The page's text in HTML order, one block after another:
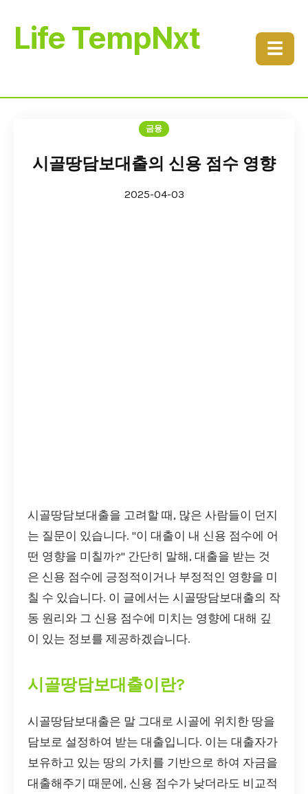
Life TempNxt ☰
금융
시골땅담보대출의 신용 점수 영향
2025-04-03
시골땅담보대출을 고려할 때, 많은 사람들이 던지
는 질문이 있습니다. "이 대출이 내 신용 점수에 어
떤 영향을 미칠까?" 간단히 말해, 대출을 받는 것
은 신용 점수에 긍정적이거나 부정적인 영향을 미
칠 수 있습니다. 이 글에서는 시골땅담보대출의 작
동 원리와 그 신용 점수에 미치는 영향에 대해 깊
이 있는 정보를 제공하겠습니다.
시골땅담보대출이란?
시골땅담보대출은 말 그대로 시골에 위치한 땅을
담보로 설정하여 받는 대출입니다. 이는 대출자가
보유하고 있는 땅의 가치를 기반으로 하여 자금을
대출해주기 때문에, 신용 점수가 낮더라도 비교적